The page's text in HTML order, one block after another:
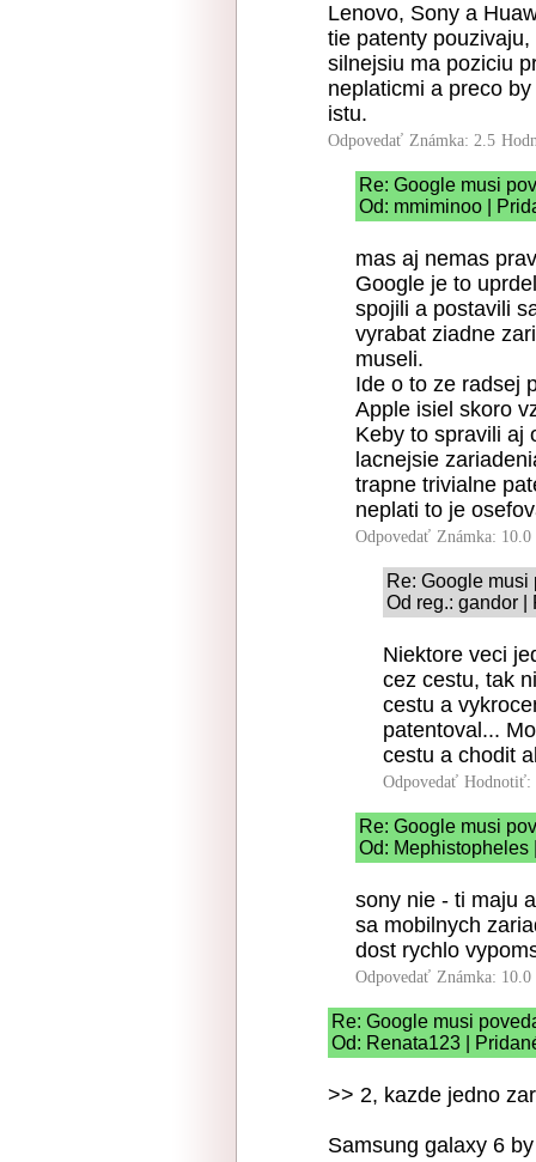
Lenovo, Sony a
tie patenty
silnejsiu ma poziciu
neplaticmi a preco
istu.
Odpovedať Známka: 2.5
Re: Google musi
Od: mmiminoo |
mas aj nemas
Google je to
spojili a postavili
vyrabat ziadne
museli.
Ide o to ze radsej
Apple isiel skoro
Keby to spravili aj
lacnejsie
trapne trivialne
neplati to je
Odpovedať Známka: 10.0
Re: Google musi
Od reg.: gandor |
Niektore veci
cez cestu, tak
cestu a
patentoval...
cestu a chodit
Odpovedať Hodnotiť:
Re: Google musi
Od: Mephistopheles
sony nie - ti maju
sa mobilnych
dost rychlo
Odpovedať Známka: 10.0
Re: Google musi
Od: Renata123 |
>> 2, kazde jedno
Samsung galaxy 6